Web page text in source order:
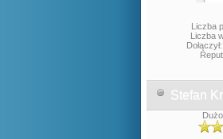
Liczba
Liczba
Stefan